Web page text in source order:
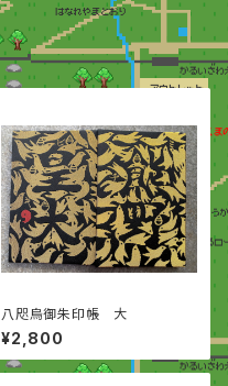
八咫烏御朱印帳 大
¥2,800